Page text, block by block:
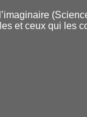
et ceux qui les